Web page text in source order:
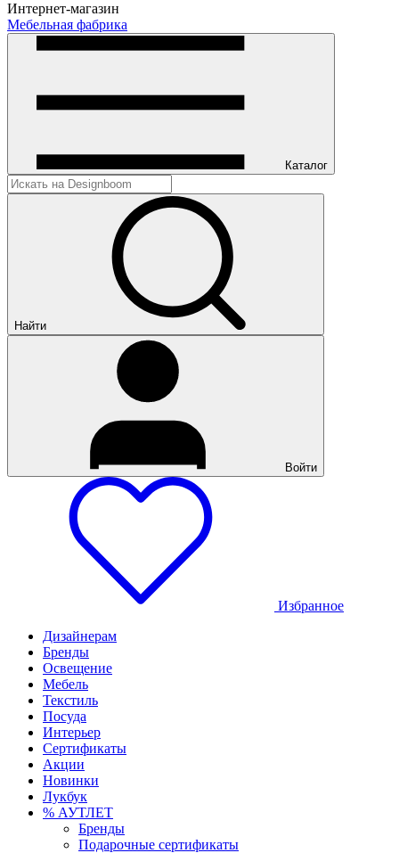
Интернет-магазин
Мебельная фабрика
Каталог
Найти
Войти
Избранное
Дизайнерам
Бренды
Освещение
Мебель
Текстиль
Посуда
Интерьер
Сертификаты
Акции
Новинки
Лукбук
% АУТЛЕТ
Бренды
Подарочные сертификаты